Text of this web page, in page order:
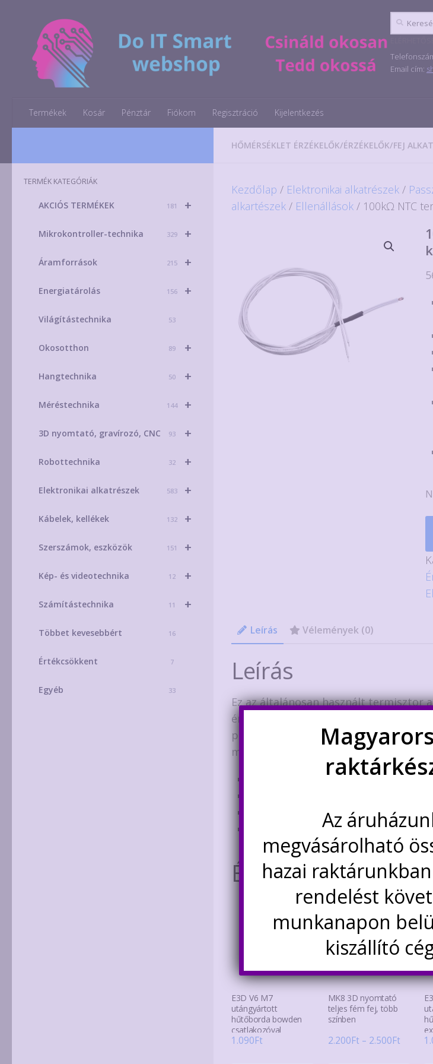
Skip to content Keresés:
Email cím:
Termékek Kosár Pénztár Fiókom Regisztráció Kijelentkezés
HŐMÉRSÉKLET ÉRZÉKELŐK/ÉRZÉKELŐK/FEJ
Kezdőlap / Elektronikai alkatrészek /
alkartészek / Ellenállások / 100kΩ NTC
Leírás Vélemények (0)
Leírás
Ez az általánosan használt termisztor
érzékelésére. Mivel pici üveg teste
pontosan lehet vele tartani a
más szokásos hőmérséklet mérésre is
Névleges ellenállás: 100 kΩ ± 1%
Mérési tartomány: -40 – +300 °C
Érdekelhetnek
E3D V6 M7
utángyártott
hűtőborda bowden
csatlakozóval
1.090Ft
MK8 3D nyomtató
teljes fém fej, több
színben
2.200Ft – 2.500Ft
TERMÉK KATEGÓRIÁK
+
AKCIÓS TERMÉKEK 181
+
Mikrokontroller-technika 329
+
Áramforrások 215
+
Energiatárolás 156
Világítástechnika 53
+
Okosotthon 89
+
Hangtechnika 50
+
Méréstechnika 144
+
3D nyomtató, gravírozó, CNC 93
+
Robottechnika 32
+
Elektronikai alkatrészek 583
+
Kábelek, kellékek 132
+
Szerszámok, eszközök 151
+
Kép- és videotechnika 12
+
Számítástechnika 11
Többet kevesebbért 16
Értékcsökkent 7
Egyéb 33
Az
megvásárolható
hazai
rendelést
munkanapon
kiszállító